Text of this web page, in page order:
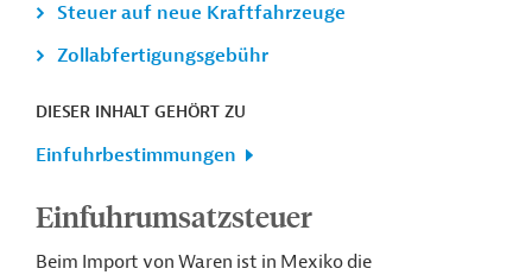
Steuer auf neue Kraftfahrzeuge
Zollabfertigungsgebühr
DIESER INHALT GEHÖRT ZU
Einfuhrbestimmungen
Einfuhrumsatzsteuer
Beim Import von Waren ist in Mexiko die